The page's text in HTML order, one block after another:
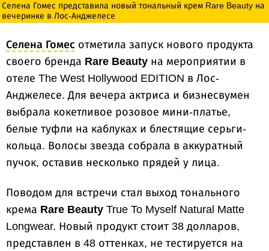
Селена Гомес представила новый тональный крем Rare Beauty на
вечеринке в Лос-Анджелесе
Селена Гомес отметила запуск нового продукта
своего бренда Rare Beauty на мероприятии в
отеле The West Hollywood EDITION в Лос-
Анджелесе. Для вечера актриса и бизнесвумен
выбрала кокетливое розовое мини-платье,
белые туфли на каблуках и блестящие серьги-
кольца. Волосы звезда собрала в аккуратный
пучок, оставив несколько прядей у лица.
Поводом для встречи стал выход тонального
крема Rare Beauty True To Myself Natural Matte
Longwear. Новый продукт стоит 38 долларов,
представлен в 48 оттенках, не тестируется на